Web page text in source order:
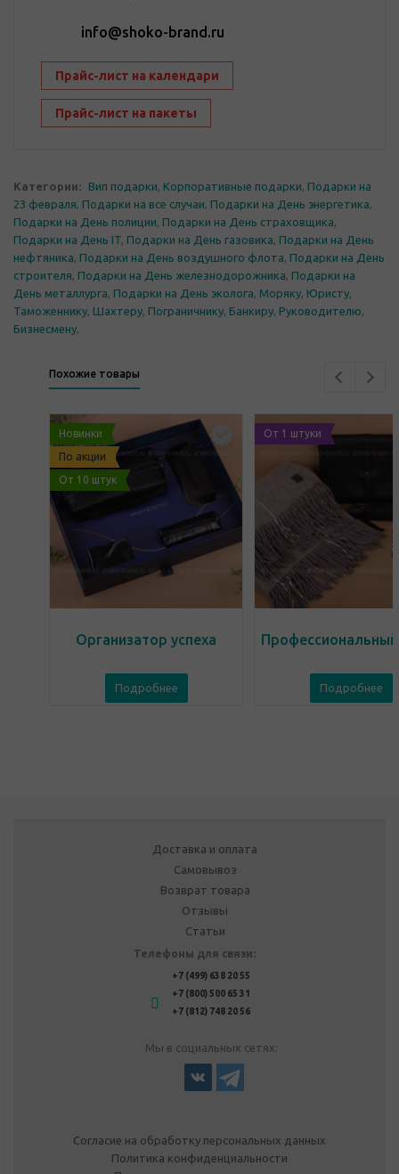
info@shoko-brand.ru
Прайс-лист на календари
Прайс-лист на пакеты
Категории: Вип подарки, Корпоративные подарки, Подарки на
23 февраля, Подарки на все случаи, Подарки на День энергетика,
Подарки на День полиции, Подарки на День страховщика,
Подарки на День IT, Подарки на День газовика, Подарки на День
нефтяника, Подарки на День воздушного флота, Подарки на День
строителя, Подарки на День железнодорожника, Подарки на
День металлурга, Подарки на День эколога, Моряку, Юристу,
Таможеннику, Шахтеру, Пограничнику, Банкиру, Руководителю,
Бизнесмену,
Похожие товары
Новинки
По акции
От 10 штук
Организатор успеха
Подробнее
От 1 штуки
Профессиональный
Подробнее
Доставка и оплата
Самовывоз
Возврат товара
Отзывы
Статьи
Телефоны для связи:
+7 (499) 638 20 55
+7 (800) 500 65 31
+7 (812) 748 20 56
Мы в социальных сетях:
Согласие на обработку персональных данных
Политика конфиденциальности